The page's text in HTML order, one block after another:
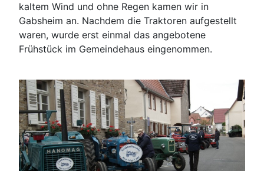
kaltem Wind und ohne Regen kamen wir in
Gabsheim an. Nachdem die Traktoren aufgestellt
waren, wurde erst einmal das angebotene
Frühstück im Gemeindehaus eingenommen.